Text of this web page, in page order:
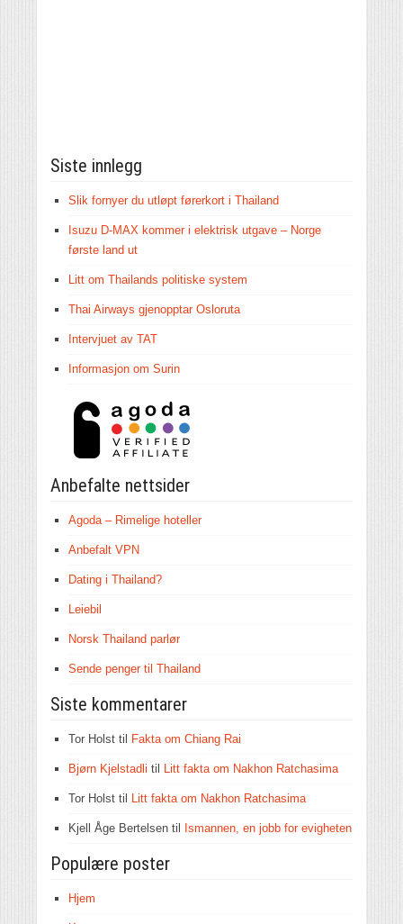
Siste innlegg
Slik fornyer du utløpt førerkort i Thailand
Isuzu D-MAX kommer i elektrisk utgave – Norge
første land ut
Litt om Thailands politiske system
Thai Airways gjenopptar Osloruta
Intervjuet av TAT
Informasjon om Surin
Anbefalte nettsider
Agoda – Rimelige hoteller
Anbefalt VPN
Dating i Thailand?
Leiebil
Norsk Thailand parlør
Sende penger til Thailand
Siste kommentarer
Tor Holst til Fakta om Chiang Rai
Bjørn Kjelstadli til Litt fakta om Nakhon Ratchasima
Tor Holst til Litt fakta om Nakhon Ratchasima
Kjell Åge Bertelsen til Ismannen, en jobb for evigheten
Populære poster
Hjem